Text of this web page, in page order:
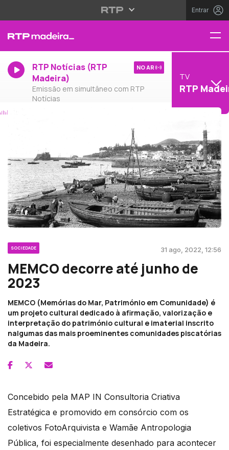
Entrar
RTP Notícias (RTP
Madeira)
Emissão em simultâneo com RTP
Notícias
NO AR
TV
RTP
SOCIEDADE 31 ago, 2022, 12:56
MEMCO decorre até junho de
2023
MEMCO (Memórias do Mar, Património em Comunidade) é
um projeto cultural dedicado à afirmação, valorização e
interpretação do património cultural e imaterial inscrito
nalgumas das mais proeminentes comunidades piscatórias
da Madeira.
Concebido pela MAP IN Consultoria Criativa
Estratégica e promovido em consórcio com os
coletivos FotoArquivista e Wamãe Antropologia
Pública, foi especialmente desenhado para acontecer